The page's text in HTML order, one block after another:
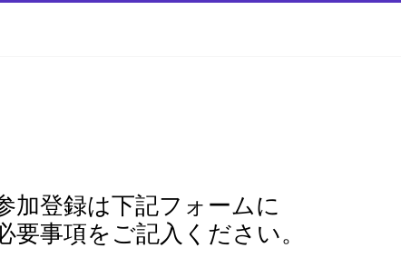
加登録は下記フォームに
要事項をご記入ください。